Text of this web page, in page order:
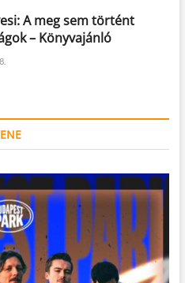
A meg sem történt
– Könyvajánló